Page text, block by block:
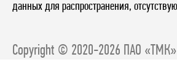
данных для распространения,
Copyright © 2020-2026 ПАО «ТМК»